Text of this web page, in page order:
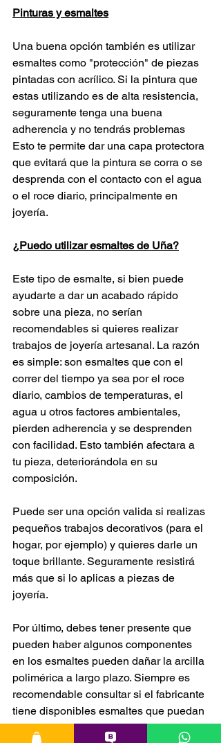
Pinturas y esmaltes
Una buena opción también es utilizar
esmaltes como "protección" de piezas
pintadas con acrílico. Si la pintura que
estas utilizando es de alta resistencia,
seguramente tenga una buena
adherencia y no tendrás problemas
Esto te permite dar una capa protectora
que evitará que la pintura se corra o se
desprenda con el contacto con el agua
o el roce diario, principalmente en
joyería.
¿Puedo utilizar esmaltes de Uña?
Este tipo de esmalte, si bien puede
ayudarte a dar un acabado rápido
sobre una pieza, no serían
recomendables si quieres realizar
trabajos de joyería artesanal. La razón
es simple: son esmaltes que con el
correr del tiempo ya sea por el roce
diario, cambios de temperaturas, el
agua u otros factores ambientales,
pierden adherencia y se desprenden
con facilidad. Esto también afectara a
tu pieza, deteriorándola en su
composición.
Puede ser una opción valida si realizas
pequeños trabajos decorativos (para el
hogar, por ejemplo) y quieres darle un
toque brillante. Seguramente resistirá
más que si lo aplicas a piezas de
joyería.
Por último, debes tener presente que
pueden haber algunos componentes
en los esmaltes pueden dañar la arcilla
polimérica a largo plazo. Siempre es
recomendable consultar si el fabricante
tiene disponibles esmaltes que puedan
aplicarse a los productos que ofrecen y